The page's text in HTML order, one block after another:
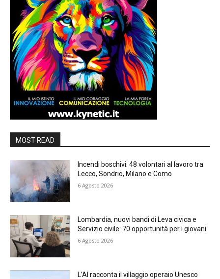
MOST READ
Incendi boschivi: 48 volontari al lavoro tra
Lecco, Sondrio, Milano e Como
6 Agosto 2026
Lombardia, nuovi bandi di Leva civica e
Servizio civile: 70 opportunità per i giovani
6 Agosto 2026
L’AI racconta il villaggio operaio Unesco